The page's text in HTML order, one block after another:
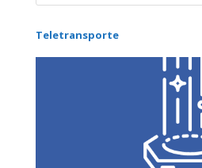
Teletransporte